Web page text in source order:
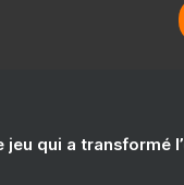
jeu qui a transformé